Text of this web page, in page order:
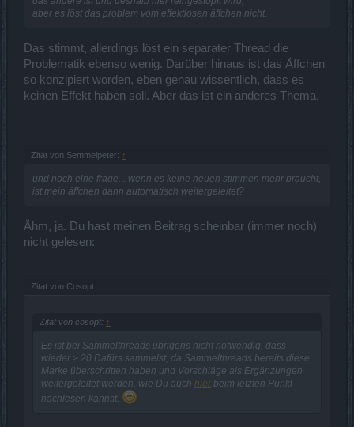
aber es löst das problem vom effektlosen äffchen nicht.
Das stimmt, allerdings löst ein separater Thread die
Problematik ebenso wenig. Darüber hinaus ist das Äffchen
so konzipiert worden, eben genau wissentlich, dass es
keinen Effekt haben soll. Aber das ist ein anderes Thema.
Zitat von Semmelpeter: ↑
und noch eine frage... wenn es keine neuen stimmen mehr braucht,
ist mein äffchen dann automatisch weitergeleitet?
Ähm, ja. Du hast meinen Beitrag scheinbar (immer noch)
nicht gelesen:
Zitat von Cosopt:
Zitat von cosopt: ↑
Es ist bei Sammelthreads übrigens nicht notwendig, dass
wieder > 20 Dafürs sammelst, da Sammelthreads bereits diese
Marke überschritten haben und Vorschläge als Ergänzungen
weitergeleitet werden, wie Du auch hier beim letzten Punkt
nachlesen kannst.